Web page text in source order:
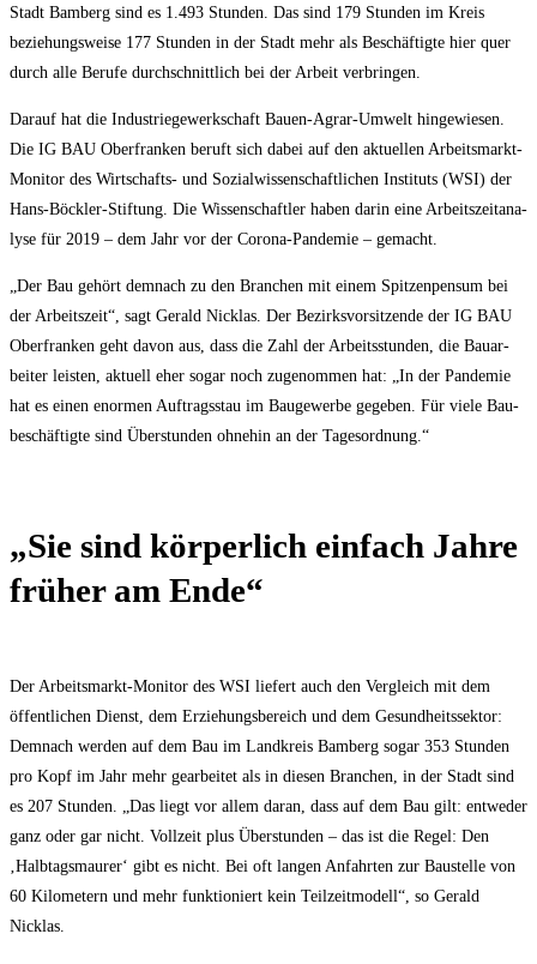
Stadt Bam­berg sind es 1.493 Stun­den. Das sind 179 Stun­den im Kreis
bezie­hungs­wei­se 177 Stun­den in der Stadt mehr als Beschäf­tig­te hier quer
durch alle Beru­fe durch­schnitt­lich bei der Arbeit verbringen.
Dar­auf hat die Indus­trie­ge­werk­schaft Bau­en-Agrar-Umwelt hin­ge­wie­sen.
Die IG BAU Ober­fran­ken beruft sich dabei auf den aktu­el­len Arbeits­markt-
Moni­tor des Wirt­schafts- und Sozi­al­wis­sen­schaft­li­chen Insti­tuts (WSI) der
Hans-Böck­ler-Stif­tung. Die Wis­sen­schaft­ler haben dar­in eine Arbeits­zeit­ana­
ly­se für 2019 – dem Jahr vor der Coro­na-Pan­de­mie – gemacht.
„Der Bau gehört dem­nach zu den Bran­chen mit einem Spit­zen­pen­sum bei
der Arbeits­zeit“, sagt Gerald Nick­las. Der Bezirks­vor­sit­zen­de der IG BAU
Ober­fran­ken geht davon aus, dass die Zahl der Arbeits­stun­den, die Bau­ar­
bei­ter leis­ten, aktu­ell eher sogar noch zuge­nom­men hat: „In der Pan­de­mie
hat es einen enor­men Auf­trags­stau im Bau­ge­wer­be gege­ben. Für vie­le Bau­
be­schäf­tig­te sind Über­stun­den ohne­hin an der Tagesordnung.“
„Sie sind kör­per­lich ein­fach Jah­re
frü­her am Ende“
Der Arbeits­markt-Moni­tor des WSI lie­fert auch den Ver­gleich mit dem
öffent­li­chen Dienst, dem Erzie­hungs­be­reich und dem Gesund­heits­sek­tor:
Dem­nach wer­den auf dem Bau im Land­kreis Bam­berg sogar 353 Stun­den
pro Kopf im Jahr mehr gear­bei­tet als in die­sen Bran­chen, in der Stadt sind
es 207 Stun­den. „Das liegt vor allem dar­an, dass auf dem Bau gilt: ent­we­der
ganz oder gar nicht. Voll­zeit plus Über­stun­den – das ist die Regel: Den
‚Halb­tags­mau­rer‘ gibt es nicht. Bei oft lan­gen Anfahr­ten zur Bau­stel­le von
60 Kilo­me­tern und mehr funk­tio­niert kein Teil­zeit­mo­dell“, so Gerald
Nicklas.